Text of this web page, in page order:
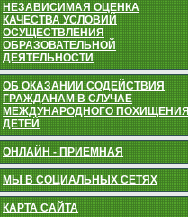
НЕЗАВИСИМАЯ ОЦЕНКА
КАЧЕСТВА УСЛОВИЙ
ОСУЩЕСТВЛЕНИЯ
ОБРАЗОВАТЕЛЬНОЙ
ДЕЯТЕЛЬНОСТИ
ОБ ОКАЗАНИИ СОДЕЙСТВИЯ
ГРАЖДАНАМ В СЛУЧАЕ
МЕЖДУНАРОДНОГО ПОХИЩЕНИЯ
ДЕТЕЙ
ОНЛАЙН - ПРИЕМНАЯ
МЫ В СОЦИАЛЬНЫХ СЕТЯХ
КАРТА САЙТА